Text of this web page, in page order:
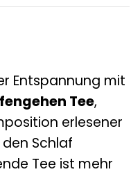
Entspannung mit
Tee,
erlesener
Schlaf
Tee ist mehr